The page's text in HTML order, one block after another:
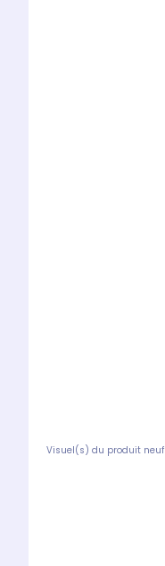
Visuel(s) du produit neuf